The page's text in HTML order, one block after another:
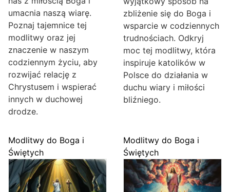
umacnia naszą wiarę.
Poznaj tajemnice tej
modlitwy oraz jej
znaczenie w naszym
codziennym życiu, aby
rozwijać relację z
Chrystusem i wspierać
innych w duchowej
drodze.
zbliżenie się do Boga i
wsparcie w codziennych
trudnościach. Odkryj
moc tej modlitwy, która
inspiruje katolików w
Polsce do działania w
duchu wiary i miłości
bliźniego.
Modlitwy do Boga i
Świętych
Modlitwy do Boga i
Świętych